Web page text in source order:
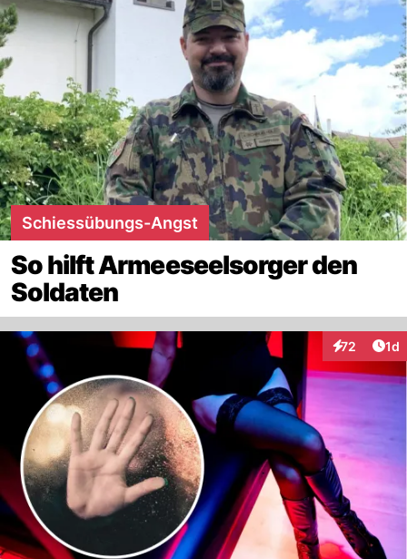
Schiessübungs-Angst
So hilft Armeeseelsorger den
Soldaten
72 1d